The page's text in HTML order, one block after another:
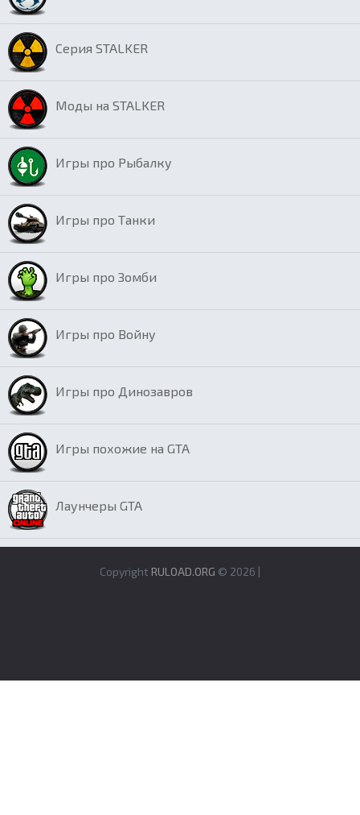
Серия STALKER
Моды на STALKER
Игры про Рыбалку
Игры про Танки
Игры про Зомби
Игры про Войну
Игры про Динозавров
Игры похожие на GTA
Лаунчеры GTA
Copyright RULOAD.ORG © 2026 |